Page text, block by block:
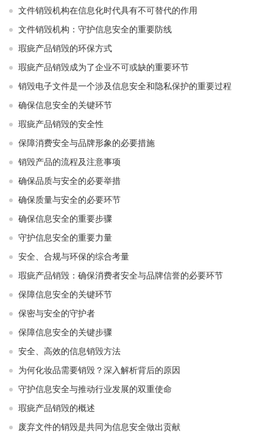
文件销毁机构在信息化时代具有不可替代的作用
文件销毁机构：守护信息安全的重要防线
瑕疵产品销毁的环保方式
瑕疵产品销毁成为了企业不可或缺的重要环节
销毁电子文件是一个涉及信息安全和隐私保护的重要过程
确保信息安全的关键环节
瑕疵产品销毁的安全性
保障消费安全与品牌形象的必要措施
销毁产品的流程及注意事项
确保品质与安全的必要举措
确保质量与安全的必要环节
确保信息安全的重要步骤
守护信息安全的重要力量
安全、合规与环保的综合考量
瑕疵产品销毁：确保消费者安全与品牌信誉的必要环节
保障信息安全的关键环节
保密与安全的守护者
保障信息安全的关键步骤
安全、高效的信息销毁方法
为何化妆品需要销毁？深入解析背后的原因
守护信息安全与推动行业发展的双重使命
瑕疵产品销毁的概述
废弃文件的销毁是共同为信息安全做出贡献